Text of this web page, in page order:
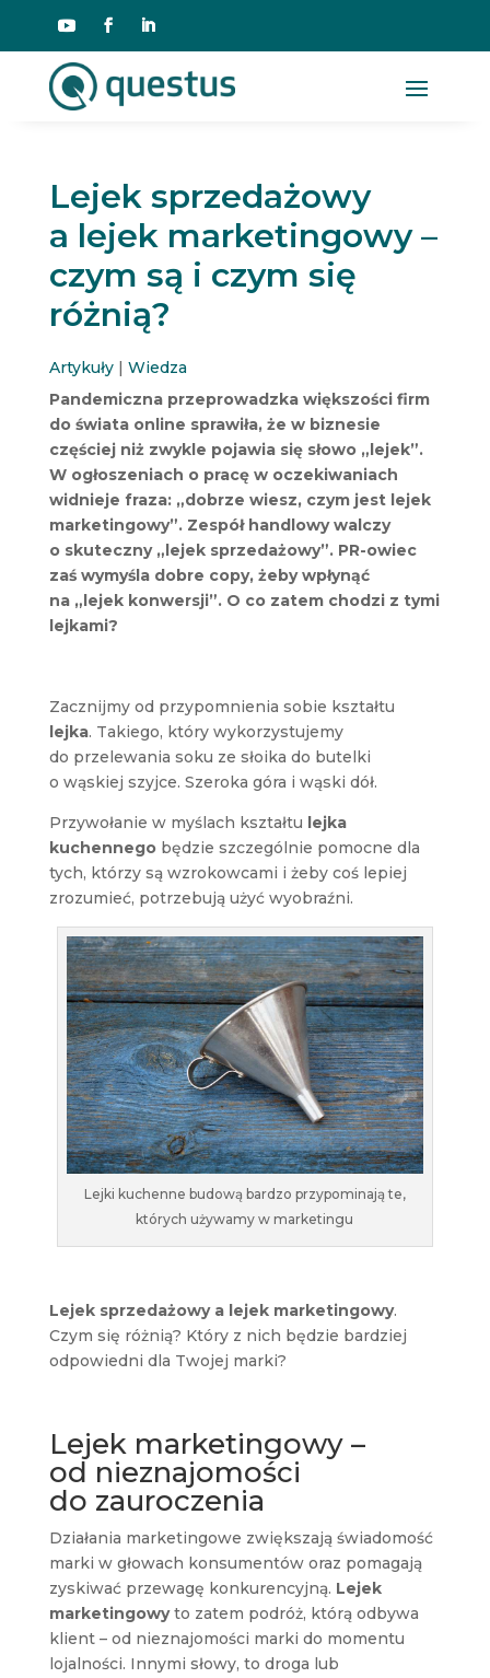
Lejek sprzedażowy
a lejek marketingowy –
czym są i czym się
różnią?
Artykuły| Wiedza
Pandemiczna przeprowadzka większości firm
do świata online sprawiła, że w biznesie
częściej niż zwykle pojawia się słowo „lejek”.
W ogłoszeniach o pracę w oczekiwaniach
widnieje fraza: „dobrze wiesz, czym jest lejek
marketingowy”. Zespół handlowy walczy
o skuteczny „lejek sprzedażowy”. PR-owiec
zaś wymyśla dobre copy, żeby wpłynąć
na „lejek konwersji”. O co zatem chodzi z tymi
lejkami?
Zacznijmy od przypomnienia sobie kształtu
lejka. Takiego, który wykorzystujemy
do przelewania soku ze słoika do butelki
o wąskiej szyjce. Szeroka góra i wąski dół.
Przywołanie w myślach kształtu lejka
kuchennegobędzie szczególnie pomocne dla
tych, którzy są wzrokowcami i żeby coś lepiej
zrozumieć, potrzebują użyć wyobraźni.
Lejki kuchenne budową bardzo przypominają te,
których używamy w marketingu
Lejek sprzedażowy a lejek marketingowy.
Czym się różnią? Który z nich będzie bardziej
odpowiedni dla Twojej marki?
Lejek marketingowy –
od nieznajomości
do zauroczenia
Działania marketingowe zwiększają świadomość
marki w głowach konsumentów oraz pomagają
zyskiwać przewagę konkurencyjną. Lejek
marketingowyto zatem podróż, którą odbywa
klient – od nieznajomości marki do momentu
lojalności. Innymi słowy, to droga lub